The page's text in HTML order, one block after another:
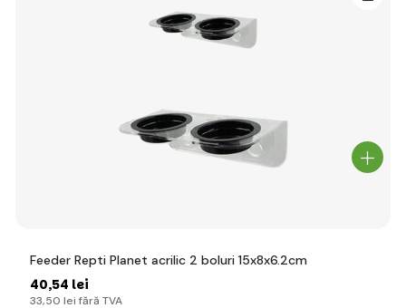
Feeder Repti Planet acrilic 2 boluri 15x8x6.2cm
40,54 lei
33,50 lei fără TVA